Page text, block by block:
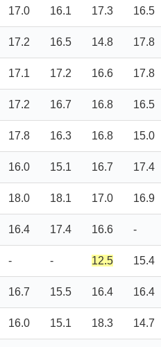
17.0 16.1 17.3 16.5
17.2 16.5 14.8 17.8
17.1 17.2 16.6 17.8
17.2 16.7 16.8 16.5
17.8 16.3 16.8 15.0
16.0 15.1 16.7 17.4
18.0 18.1 17.0 16.9
16.4 17.4 16.6 -
- - 12.5 15.4
16.7 15.5 16.4 16.4
16.0 15.1 18.3 14.7